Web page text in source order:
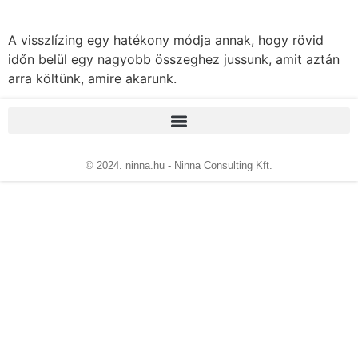
A visszlízing egy hatékony módja annak, hogy rövid
időn belül egy nagyobb összeghez jussunk, amit aztán
arra költünk, amire akarunk.
© 2024. ninna.hu - Ninna Consulting Kft.